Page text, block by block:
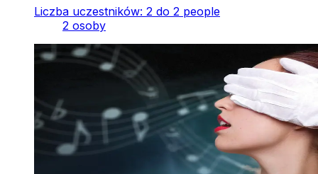
Liczba uczestników: 2 do 2 people
2 osoby